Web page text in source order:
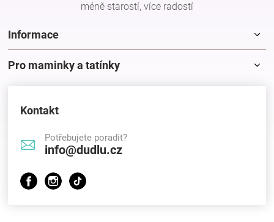
méně starostí, více radostí
Informace
Pro maminky a tatínky
Kontakt
Potřebujete poradit?
info@dudlu.cz